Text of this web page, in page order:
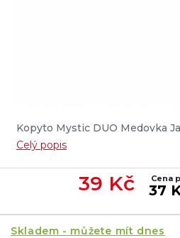
Kopyto Mystic DUO Medovka
Celý popis
39 Kč Cena
37
Skladem - můžete mít dnes